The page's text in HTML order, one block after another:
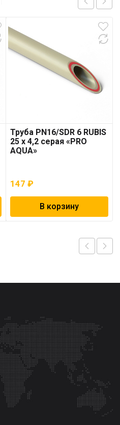
Труба PN16/SDR 6 RUBIS
25 x 4,2 серая «PRO
AQUA»
147₽
В корзину